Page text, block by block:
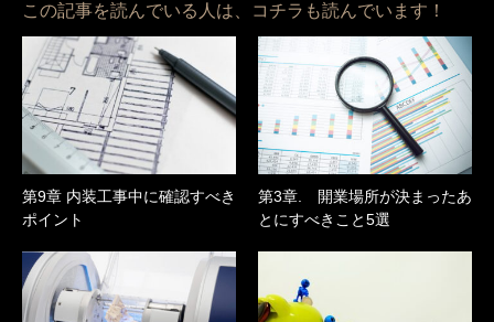
この記事を読んでいる人は、コチラも読んでいます！
第9章 内装工事中に確認すべき
ポイント
第3章. 開業場所が決まったあ
とにすべきこと5選